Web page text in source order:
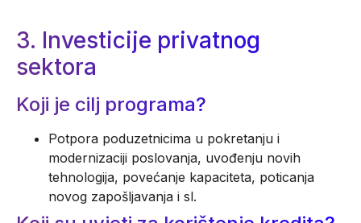
3. Investicije privatnog
sektora
Koji je cilj programa?
Potpora poduzetnicima u pokretanju i
modernizaciji poslovanja, uvođenju novih
tehnologija, povećanje kapaciteta, poticanja
novog zapošljavanja i sl.